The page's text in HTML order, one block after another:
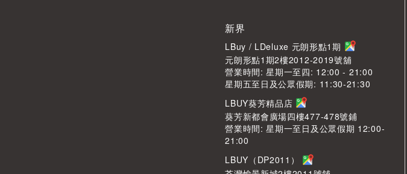
新界
LBuy / LDeluxe 元朗形點1期
元朗形點1期2樓2012-2019號舖
營業時間: 星期一至四: 12:00 - 21:00
星期五至日及公眾假期: 11:30-21:30
LBUY葵芳精品店
葵芳新都會廣場四樓477-478號鋪
營業時間: 星期一至日及公眾假期 12:00-
21:00
LBUY（DP2011）